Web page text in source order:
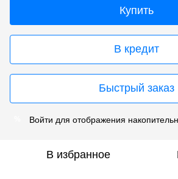
Купить
В кредит
Быстрый заказ
Войти для отображения
В избранное